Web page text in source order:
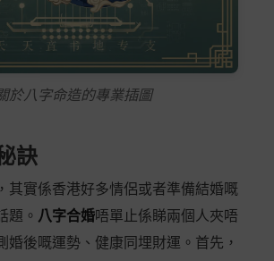
於八字命造的專業插圖
訣
，其實係香港好多情侶或者準備結婚嘅
題。 八字合婚唔單止係睇兩個人夾唔
婚後嘅運勢、健康同埋財運。首先，